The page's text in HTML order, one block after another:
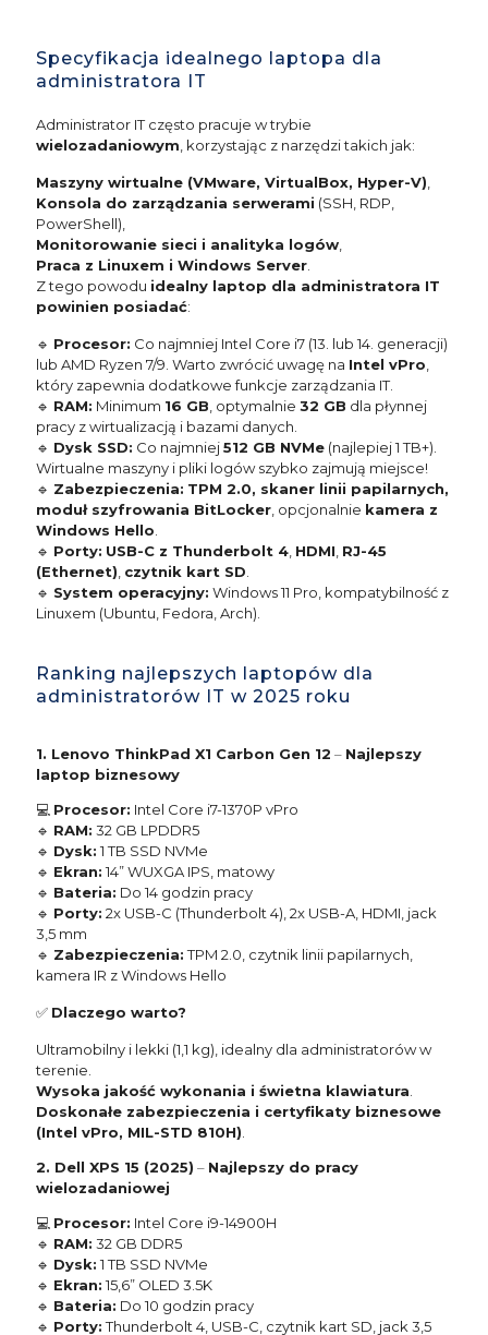
Specyfikacja idealnego laptopa dla
administratora IT
Administrator IT często pracuje w trybie
wielozadaniowym , korzystając z narzędzi takich jak:
Maszyny wirtualne (VMware, VirtualBox, Hyper-V)
Konsola do zarządzania serwerami (SSH, RDP,
PowerShell),
Monitorowanie sieci i analityka logów
Praca z Linuxem i Windows Server
Z tego powodu idealny laptop dla administratora IT
powinien posiadać:
🔹 Procesor: Co najmniej Intel Core i7 (13. lub 14. generacji)
lub AMD Ryzen 7/9. Warto zwrócić uwagę na Intel vPro
który zapewnia dodatkowe funkcje zarządzania IT.
🔹 RAM: Minimum 16 GB , optymalnie 32 GB dla płynnej
pracy z wirtualizacją i bazami danych.
🔹 Dysk SSD: Co najmniej512 GB NVMe (najlepiej 1 TB+).
Wirtualne maszyny i pliki logów szybko zajmują miejsce!
🔹 Zabezpieczenia: TPM 2.0, skaner linii papilarnych,
moduł szyfrowania BitLocker , opcjonalnie kamera z
Windows Hello
🔹 Porty: USB-C z Thunderbolt 4 HDMI RJ-45
(Ethernet) czytnik kart SD
🔹 System operacyjny: Windows 11 Pro, kompatybilność z
Linuxem (Ubuntu, Fedora, Arch).
Ranking najlepszych laptopów dla
administratorów IT w 2025 roku
1. Lenovo ThinkPad X1 Carbon Gen 12 – Najlepszy
laptop biznesowy
💻 Procesor: Intel Core i7-1370P vPro
🔹 RAM: 32 GB LPDDR5
🔹 Dysk: 1 TB SSD NVMe
🔹 Ekran: 14” WUXGA IPS, matowy
🔹 Bateria: Do 14 godzin pracy
🔹 Porty: 2x USB-C (Thunderbolt 4), 2x USB-A, HDMI, jack
3,5 mm
🔹 Zabezpieczenia:TPM 2.0, czytnik linii papilarnych,
kamera IR z Windows Hello
✅ Dlaczego warto?
Ultramobilny i lekki (1,1 kg), idealny dla administratorów w
terenie.
Wysoka jakość wykonania i świetna klawiatura
Doskonałe zabezpieczenia i certyfikaty biznesowe
(Intel vPro, MIL-STD 810H)
2. Dell XPS 15 (2025) – Najlepszy do pracy
wielozadaniowej
💻 Procesor: Intel Core i9-14900H
🔹 RAM: 32 GB DDR5
🔹 Dysk: 1 TB SSD NVMe
🔹 Ekran: 15,6” OLED 3.5K
🔹 Bateria: Do 10 godzin pracy
🔹 Porty:Thunderbolt 4, USB-C, czytnik kart SD, jack 3,5